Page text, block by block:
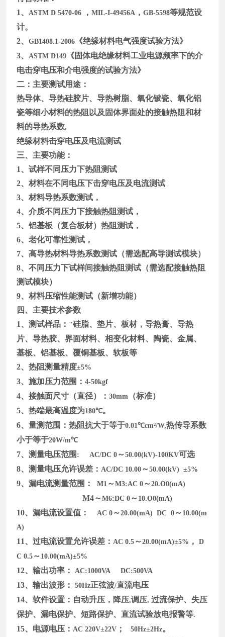
1、 ASTM D 5470-06 ，MIL-I-49456A ，GB-5598等规范设
计。
2、GB1408.1-2006 《绝缘材料电气强度试验方法》
3、 ASTM D149 《固体电绝缘材料工业电源频率下的介
电击穿电压和介电强度的试验方法》
二：主要测试用途：
热导体、导热硅胶片、导热树脂、氧化铍瓷、氧化铝
瓷等细小材料的热阻以及固体界面处的接触热阻和材
料的导热系数,
绝缘材料击穿电压及电流测试
三、主要功能：
1、试样不同压力下热阻测试
2、材料在不同电压下击穿电压及电流测试
3、材料导热系数测试，
4、介质不同压力下接触热阻测试，
5、铝基板（复合板材）热阻测试，
6、老化可靠性测试，
7、高导热材料导热系数测试（需选配高导测试模块）
8、不同压力下试样间接触热阻测试（需选配接触热阻
测试模块）
9、材料压缩性能测试（新增功能）
四、主要技术参数
1、测试样品： "硅脂、垫片、板材，导热膏、导热
片、导热胶、界面材料、相变化材料、陶瓷、金属、
基板、铝基板、覆铜基板、软板等
2、热阻测量精度±5%
3、施加压力范围：4-50kgf
4、接触面尺寸（直径）：30mm
（标准）
5、热端最高温度为180℃。
6、量测范围：热阻抗大于等于0.01℃cm²/W,热传导系数
小于等于20W/m℃
7、测量电压范围 : AC/DC 0 ～50.00(kV)-100KV可选
8、测量电压允许误差： AC/DC 10.00 ～50.00(kV) ±5%
9、漏电流测量范围： M1 ～M3:AC 0 ～20.O0(mA)
M4～M6:DC 0 ～ 10.O0(mA)
10、漏电流设置值： AC 0 ～20.00(mA) DC 0 ～ 10.00(m
A)
11、过电流设置允许误差： AC 0.5 ～20.00(mA)±5% ，
D
C 0.5 ～ 10.00(mA)±5%
12、输出功率： AC:1000VA DC:500VA
13、输出波形： 50Hz正弦波/直流电压
14、软件设置：自动升压，降压,调压,过流保护、失压
保护、漏电保护、短路保护、直流试验放电报警等.
15、电源电压： AC 220V±22V ； 50Hz±2Hz。